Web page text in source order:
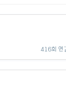
416회 연